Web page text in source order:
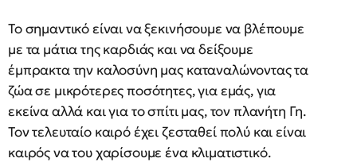
Το σημαντικό είναι να ξεκινήσουμε να βλέπουμε
με τα μάτια της καρδιάς και να δείξουμε
έμπρακτα την καλοσύνη μας καταναλώνοντας τα
ζώα σε μικρότερες ποσότητες, για εμάς, για
εκείνα αλλά και για το σπίτι μας, τον πλανήτη Γη.
Τον τελευταίο καιρό έχει ζεσταθεί πολύ και είναι
καιρός να του χαρίσουμε ένα κλιματιστικό.